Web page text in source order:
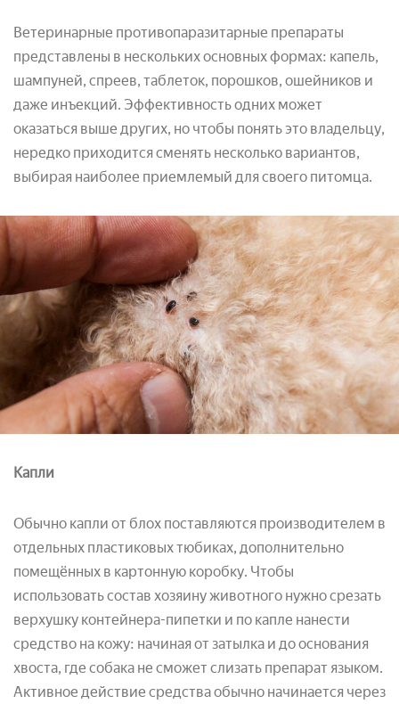
Ветеринарные противопаразитарные препараты
представлены в нескольких основных формах: капель,
шампуней, спреев, таблеток, порошков, ошейников и
даже инъекций. Эффективность одних может
оказаться выше других, но чтобы понять это владельцу,
нередко приходится сменять несколько вариантов,
выбирая наиболее приемлемый для своего питомца.
Капли
Обычно капли от блох поставляются производителем в
отдельных пластиковых тюбиках, дополнительно
помещённых в картонную коробку. Чтобы
использовать состав хозяину животного нужно срезать
верхушку контейнера-пипетки и по капле нанести
средство на кожу: начиная от затылка и до основания
хвоста, где собака не сможет слизать препарат языком.
Активное действие средства обычно начинается через